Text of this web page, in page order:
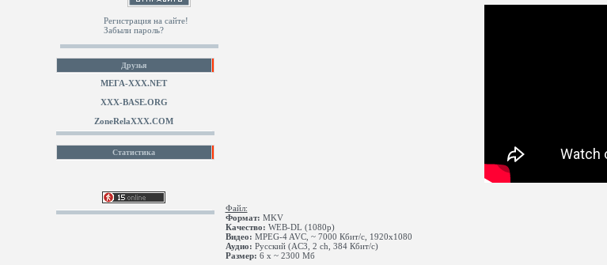
Регистрация на сайте!
Забыли пароль?
Друзья
МЕГА-ХХХ.NET
XXX-BASE.ORG
ZoneRelaXXX.COM
Статистика
Файл:
Формат: MKV
Качество: WEB-DL (1080p)
Видео: MPEG-4 AVC, ~ 7000 Кбит/с, 1920x1080
Аудио: Русский (AC3, 2 ch, 384 Кбит/с)
Размер: 6 x ~ 2300 Мб